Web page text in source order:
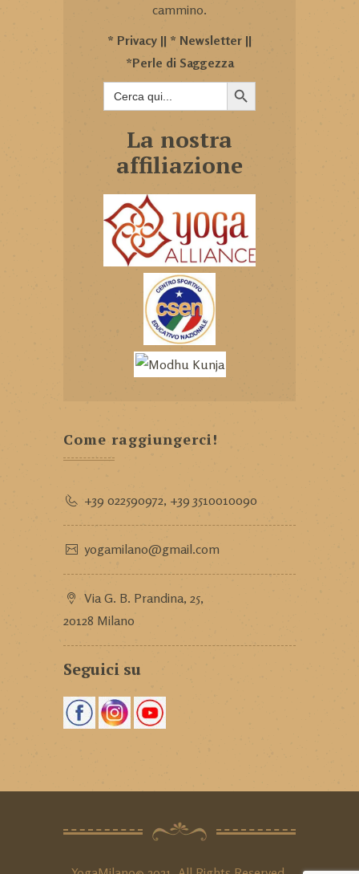
cammino.
* Privacy || * Newsletter ||
*Perle di Saggezza
Search
for:
SEARCH BUTTON
La nostra
affiliazione
Come raggiungerci!
+39 022590972, +39 3510010090
yogamilano@gmail.com
Via G. B. Prandina, 25,
20128 Milano
Seguici su